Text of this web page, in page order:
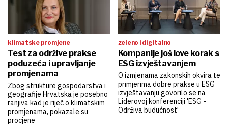
klimatske promjene
Test za održive prakse
poduzeća i upravljanje
promjenama
Zbog strukture gospodarstva i
geografije Hrvatska je posebno
ranjiva kad je riječ o klimatskim
promjenama, pokazale su
procjene
zeleno i digitalno
Kompanije još love korak s
ESG izvještavanjem
O izmjenama zakonskih okvira te
primjerima dobre prakse u ESG
izvještavanju govorilo se na
Liderovoj konferenciji 'ESG -
Održiva budućnost'